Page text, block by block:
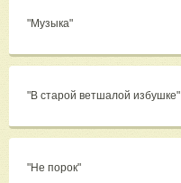
"Музыка"
"В старой ветшалой избушке"
"Не порок"